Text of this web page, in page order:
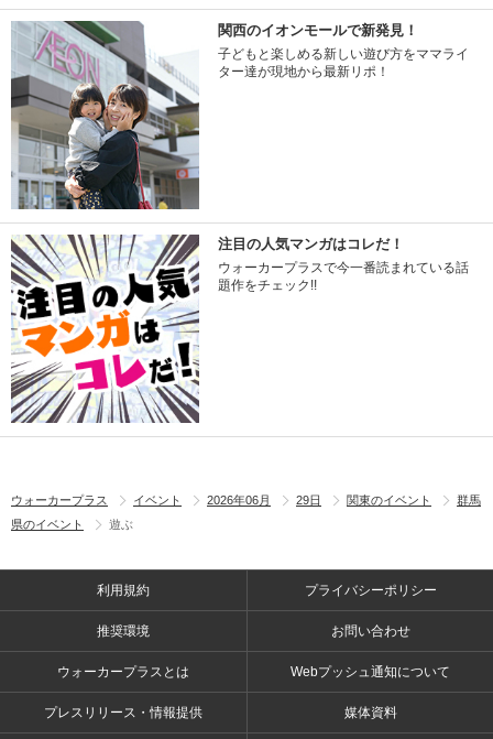
関西のイオンモールで新発見！
子どもと楽しめる新しい遊び方をママライ
ター達が現地から最新リポ！
注目の人気マンガはコレだ！
ウォーカープラスで今一番読まれている話
題作をチェック!!
ウォーカープラス イベント 2026年06月 29日 関東のイベント
群馬
県のイベント
遊ぶ
利用規約 プライバシーポリシー
推奨環境 お問い合わせ
ウォーカープラスとは Webプッシュ通知について
プレスリリース・情報提供 媒体資料